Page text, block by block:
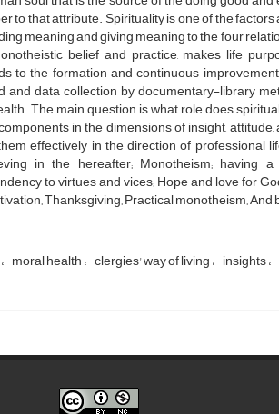
to that attribute. Spirituality is one of the
meaning and giving meaning to the four
belief and practice, makes life
to the formation and continuous
and data collection by documentary-library
The main question is what role does
in the dimensions of insight,
effectively in the direction of
in the hereafter; Monotheism; having
to virtues and vices; Hope and love for
Thanksgiving; Practical monotheism;
moral health clergies' way of living insights